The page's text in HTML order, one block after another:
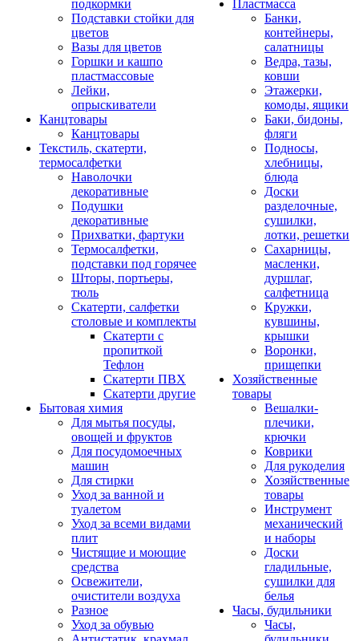
подкормки
Подставки стойки для
цветов
Вазы для цветов
Горшки и кашпо
пластмассовые
Лейки,
опрыскиватели
Канцтовары
Канцтовары
Текстиль, скатерти,
термосалфетки
Наволочки
декоративные
Подушки
декоративные
Прихватки, фартуки
Термосалфетки,
подставки под горячее
Шторы, портьеры,
тюль
Скатерти, салфетки
столовые и комплекты
Скатерти с
пропиткой
Тефлон
Скатерти ПВХ
Скатерти другие
Бытовая химия
Для мытья посуды,
овощей и фруктов
Для посудомоечных
машин
Для стирки
Уход за ванной и
туалетом
Уход за всеми видами
плит
Чистящие и моющие
средства
Освежители,
очистители воздуха
Разное
Уход за обувью
Пластмасса
Банки,
контейнеры,
салатницы
Ведра, тазы,
ковши
Этажерки,
комоды, ящики
Баки, бидоны,
фляги
Подносы,
хлебницы,
блюда
Доски
разделочные,
сушилки,
лотки, решетки
Сахарницы,
масленки,
дуршлаг,
салфетница
Кружки,
кувшины,
крышки
Воронки,
прищепки
Хозяйственные
товары
Вешалки-
плечики,
крючки
Коврики
Для рукоделия
Хозяйственные
товары
Инструмент
механический
и наборы
Доски
гладильные,
сушилки для
белья
Часы, будильники
Часы,